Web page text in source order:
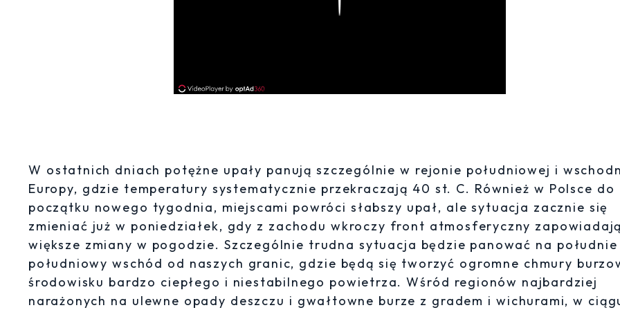
W ostatnich dniach potężne upały panują szczególnie w rejonie południowej i
Europy, gdzie temperatury systematycznie przekraczają 40 st. C. Również w Polsce do
początku nowego tygodnia, miejscami powróci słabszy upał, ale sytuacja zacznie się
zmieniać już w poniedziałek, gdy z zachodu wkroczy front atmosferyczny
większe zmiany w pogodzie. Szczególnie trudna sytuacja będzie panować na południe
południowy wschód od naszych granic, gdzie będą się tworzyć ogromne chmury
środowisku bardzo ciepłego i niestabilnego powietrza. Wśród regionów najbardziej
narażonych na ulewne opady deszczu i gwałtowne burze z gradem i wichurami, w